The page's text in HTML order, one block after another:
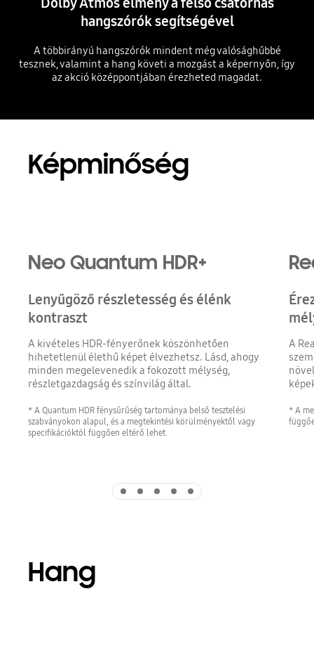
hangszórók segítségével
A többirányú hangszórók mindent még valósághűbbé
tesznek, valamint a hang követi a mozgást a képernyőn, így
az akció középpontjában érezheted magadat.
Képminőség
Neo Quantum HDR+
Lenyűgöző részletesség és élénk
kontraszt
A kivételes HDR-fényerőnek köszönhetően
hihetetlenül élethű képet élvezhetsz. Lásd, ahogy
minden megelevenedik a fokozott mélység,
részletgazdagság és színvilág által.
* A Quantum HDR fénysűrűség tartománya belső tesztelési
szabványokon alapul, és a megtekintési körülményektől vagy
specifikációktól függően eltérő lehet.
A
* A
Hang